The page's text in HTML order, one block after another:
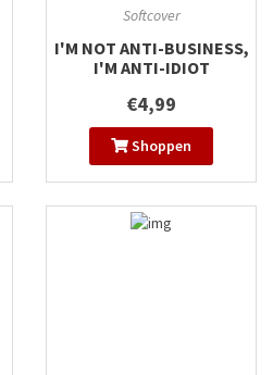
Softcover
I'M NOT ANTI-BUSINESS,
I'M ANTI-IDIOT
€4,99
Shoppen